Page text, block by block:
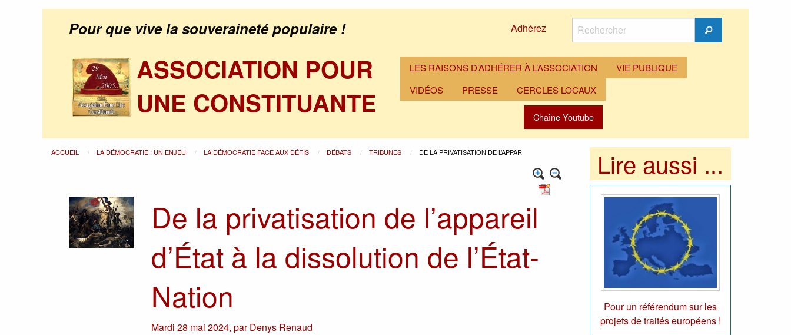
Pour que vive la souveraineté populaire ! Adhérez
Rechercher
Rechercher
ASSOCIATION POUR
UNE CONSTITUANTE
LES RAISONS D’ADHÉRER À L’ASSOCIATION
VIE PUBLIQUE
VIDÉOS
PRESSE CERCLES LOCAUX
Chaîne Youtube
ACCUEIL LA DÉMOCRATIE : UN ENJEU LA DÉMOCRATIE FACE AUX DÉFIS DÉBATS TRIBUNES DE LA PRIVATISATION DE L’APPAR
De la privatisation de l’appareil
d’État à la dissolution de l’État-
Nation
Mardi 28 mai 2024,parDenys Renaud
Lire aussi ...
Pour un référendum sur les
projets de traités européens !